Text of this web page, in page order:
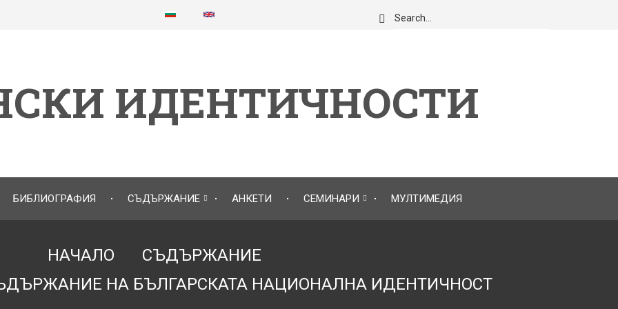
Търси
ИДЕНТИЧНОСТИ
БИБЛИОГРАФИЯ СЪДЪРЖАНИЕ АНКЕТИ СЕМИНАРИ МУЛТИМЕДИЯ
НАЧАЛО
СЪДЪРЖАНИЕ
НА БЪЛГАРСКАТА НАЦИОНАЛНА ИДЕНТИЧНОСТ